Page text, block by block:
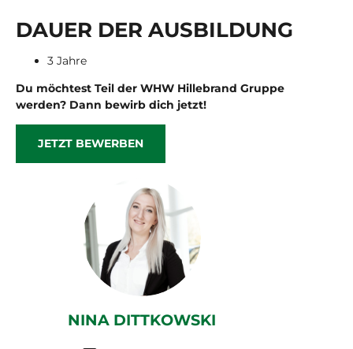
DAUER DER AUS­BIL­DUNG
3 Jahre
Du möchtest Teil der WHW Hillebrand Gruppe
werden? Dann bewirb dich jetzt!
JETZT BEWERBEN
NINA DITTKOWSKI